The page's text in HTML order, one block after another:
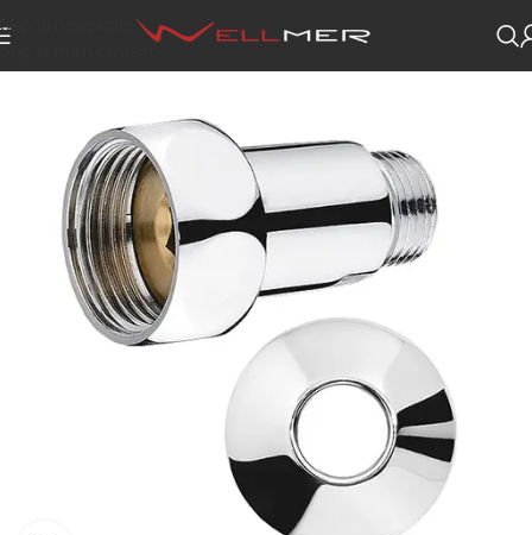
Skip to navigation